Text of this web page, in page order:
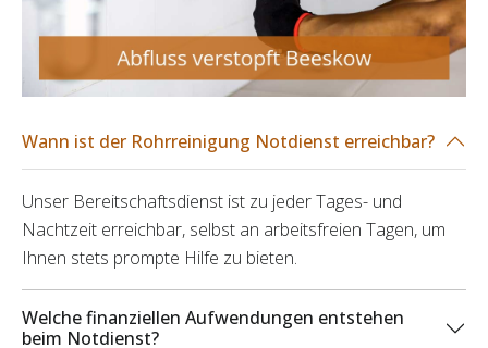
Wann ist der Rohrreinigung Notdienst erreichbar?
Unser Bereitschaftsdienst ist zu jeder Tages- und
Nachtzeit erreichbar, selbst an arbeitsfreien Tagen, um
Ihnen stets prompte Hilfe zu bieten.
Welche finanziellen Aufwendungen entstehen
beim Notdienst?